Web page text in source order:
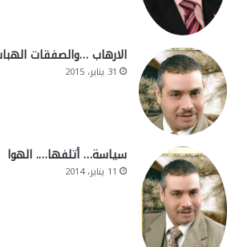
الارهاب …والصفقات
31 يناير، 2015
سياسة… أتلفها…. الهوا
11 يناير، 2014